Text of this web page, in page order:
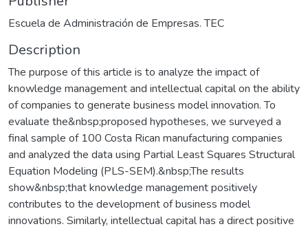
Escuela de Administración de Empresas. TEC
Description
The purpose of this article is to analyze the impact of
knowledge management and intellectual capital on the ability
of companies to generate business model innovation. To
evaluate the&nbsp;proposed hypotheses, we surveyed a
final sample of 100 Costa Rican manufacturing companies
and analyzed the data using Partial Least Squares Structural
Equation Modeling (PLS-SEM).&nbsp;The results
show&nbsp;that knowledge management positively
contributes to the development of business model
innovations. Similarly, intellectual capital has a direct positive